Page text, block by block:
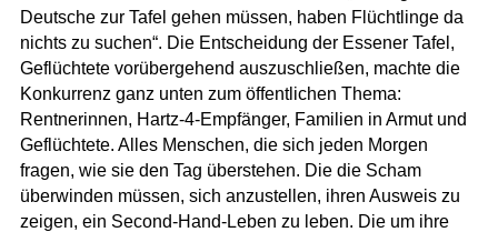
Deutsche zur Tafel gehen müssen, haben Flüchtlinge da
nichts zu suchen“. Die Entscheidung der Essener Tafel,
Geflüchtete vorübergehend auszuschließen, machte die
Konkurrenz ganz unten zum öffentlichen Thema:
Rentnerinnen, Hartz-4-Empfänger, Familien in Armut und
Geflüchtete. Alles Menschen, die sich jeden Morgen
fragen, wie sie den Tag überstehen. Die die Scham
überwinden müssen, sich anzustellen, ihren Ausweis zu
zeigen, ein Second-Hand-Leben zu leben. Die um ihre